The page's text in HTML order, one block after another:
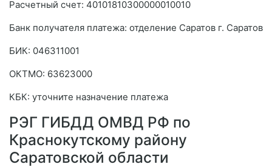
Расчетный счет: 40101810300000010010
Банк получателя платежа: отделение Саратов г. Саратов
БИК: 046311001
ОКТMО: 63623000
КБК: уточните назначение платежа
РЭГ ГИБДД ОМВД РФ по
Краснокутскому району
Саратовской области